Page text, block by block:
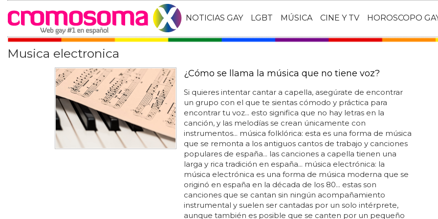
NOTICIAS GAY LGBT MÚSICA CINE Y TV HOROSCOPO
Musica electronica
¿Cómo se llama la música que no tiene voz?
Si quieres intentar cantar a capella, asegúrate de encontrar
un grupo con el que te sientas cómodo y práctica para
encontrar tu voz... esto significa que no hay letras en la
canción, y las melodías se crean únicamente con
instrumentos... música folklórica: esta es una forma de música
que se remonta a los antiguos cantos de trabajo y canciones
populares de españa... las canciones a capella tienen una
larga y rica tradición en españa... música electrónica: la
música electrónica es una forma de música moderna que se
originó en españa en la década de los 80... estas son
canciones que se cantan sin ningún acompañamiento
instrumental y suelen ser cantadas por un solo intérprete,
aunque también es posible que se canten por un pequeño